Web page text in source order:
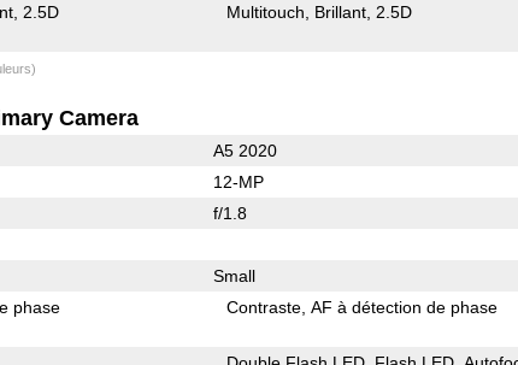
2.5D Multitouch Brillant 2.5D
Camera
A5 2020
12-MP
f/1.8
Small
phase Contraste AF à détection de phase